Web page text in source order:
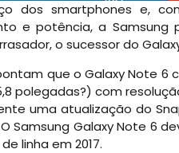
dos smartphones e,
e potência, a
o sucessor do
que o Galaxy Note
polegadas?) com
uma atualização do
Samsung Galaxy Note 6
linha em 2017.